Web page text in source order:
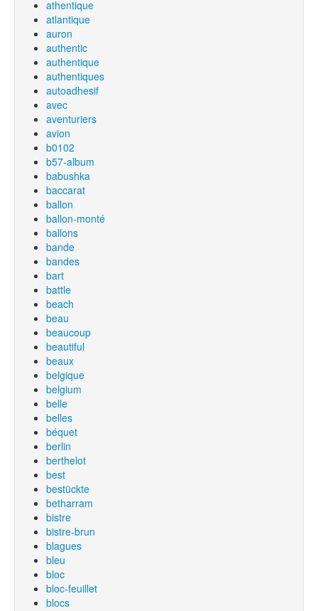
athentique
atlantique
auron
authentic
authentique
authentiques
autoadhesif
avec
aventuriers
avion
b0102
b57-album
babushka
baccarat
ballon
ballon-monté
ballons
bande
bandes
bart
battle
beach
beau
beaucoup
beautiful
beaux
belgique
belgium
belle
belles
béquet
berlin
berthelot
best
bestückte
betharram
bistre
bistre-brun
blagues
bleu
bloc
bloc-feuillet
blocs